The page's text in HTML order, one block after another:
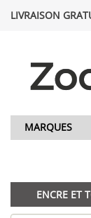
LIVRAISON
MARQUES
ENCRE ET